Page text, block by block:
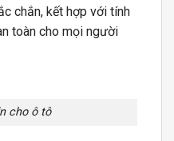
chắn, kết hợp với tính
toàn cho mọi người
cho ô tô